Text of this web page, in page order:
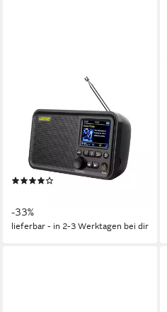
Tragbares DAB+ Radio DAB+
und UKW Radio, Küchenradio,
2,4" Farbdisplay Radio
Leistung
Netzadapter mit USB Stromversorgung
0,60 kg Gewicht
-33%
lieferbar - in 2-3 Werktagen bei dir